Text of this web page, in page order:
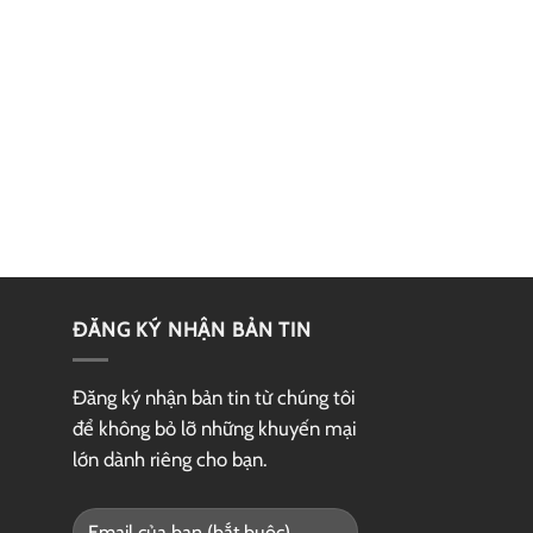
ĐĂNG KÝ NHẬN BẢN TIN
Đăng ký nhận bản tin từ chúng tôi
để không bỏ lỡ những khuyến mại
lớn dành riêng cho bạn.